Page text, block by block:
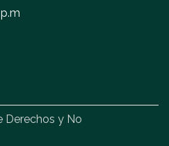
Derechos y No